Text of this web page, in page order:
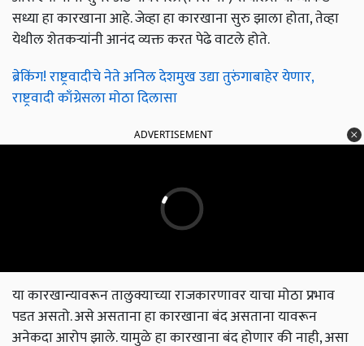
सध्या हा कारखाना आहे. जेव्हा हा कारखाना सुरु झाला होता, तेव्हा
येथील शेतकऱ्यांनी आनंद व्यक्त करत पेढे वाटले होते.
ब्रेकिंग! राष्ट्रवादीचे नेते अनिल देशमुख उद्या तुरुंगाबाहेर येणार,
राष्ट्रवादी काँग्रेसला मोठा दिलासा
ADVERTISEMENT
या कारखान्यावरून तालुक्याच्या राजकारणावर याचा मोठा प्रभाव
पडत असतो. असे असताना हा कारखाना बंद असताना यावरून
अनेकदा आरोप झाले. यामुळे हा कारखाना बंद होणार की नाही, असा